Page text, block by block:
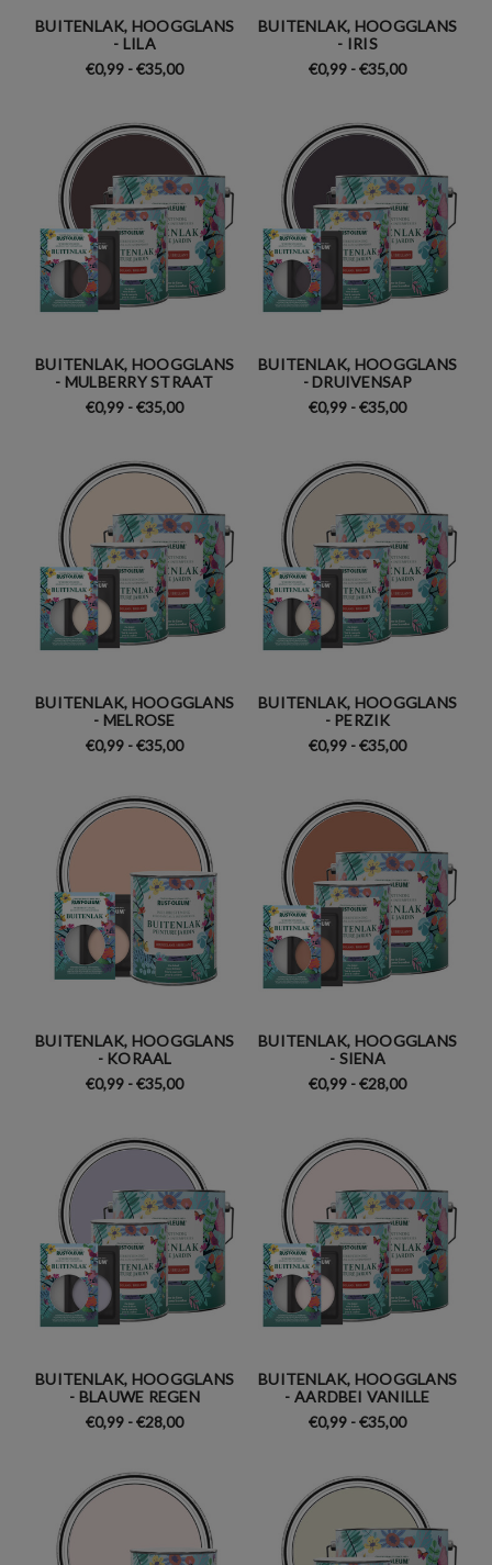
BUITENLAK, HOOGGLANS
- LILA
€0,99 - €35,00
BUITENLAK, HOOGGLANS
- IRIS
€0,99 - €35,00
BUITENLAK, HOOGGLANS
- MULBERRY STRAAT
€0,99 - €35,00
BUITENLAK, HOOGGLANS
- DRUIVENSAP
€0,99 - €35,00
BUITENLAK, HOOGGLANS
- MELROSE
€0,99 - €35,00
BUITENLAK, HOOGGLANS
- PERZIK
€0,99 - €35,00
BUITENLAK, HOOGGLANS
- KORAAL
€0,99 - €35,00
BUITENLAK, HOOGGLANS
- SIENA
€0,99 - €28,00
BUITENLAK, HOOGGLANS
- BLAUWE REGEN
€0,99 - €28,00
BUITENLAK, HOOGGLANS
- AARDBEI VANILLE
€0,99 - €35,00